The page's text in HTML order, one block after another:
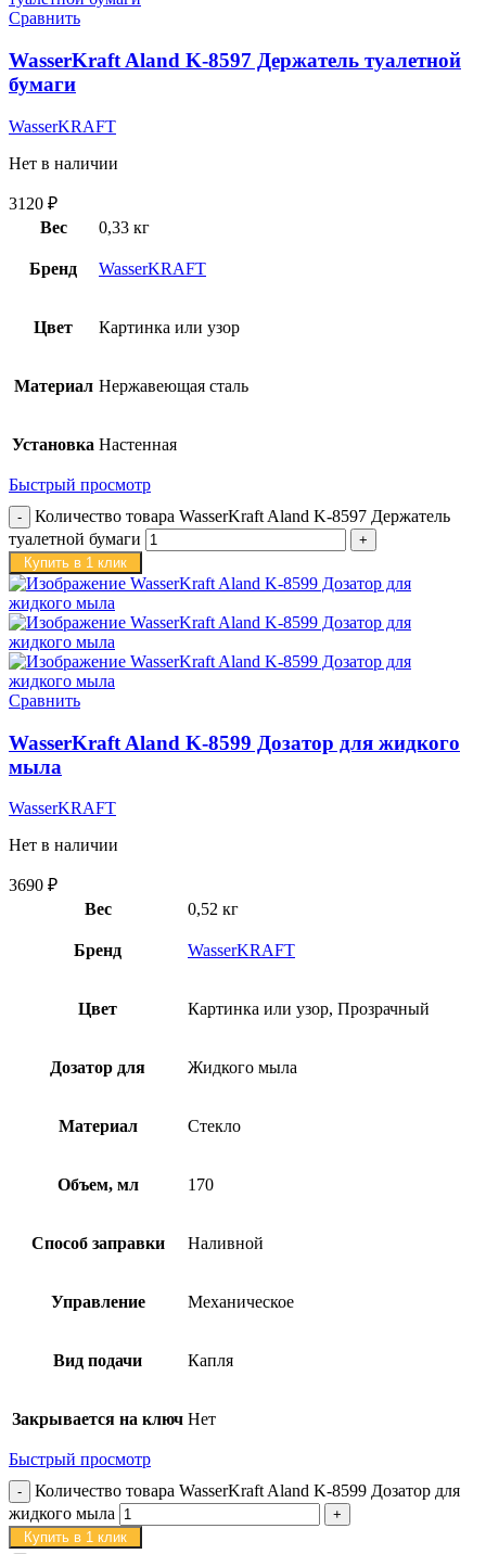
Сравнить
WasserKraft Aland K-8597 Держатель туалетной
бумаги
WasserKRAFT
Нет в наличии
3120 ₽
Вес
0,33 кг
Бренд WasserKRAFT
Цвет Картинка или узор
Материал Нержавеющая сталь
Установка Настенная
Быстрый просмотр
Количество товара WasserKraft Aland K-8597 Держатель
туалетной бумаги
Купить в 1 клик
Сравнить
WasserKraft Aland K-8599 Дозатор для жидкого
мыла
WasserKRAFT
Нет в наличии
3690 ₽
Вес
0,52 кг
Бренд WasserKRAFT
Цвет Картинка или узор, Прозрачный
Дозатор для Жидкого мыла
Материал Стекло
Объем, мл 170
Способ заправки Наливной
Управление Механическое
Вид подачи Капля
Закрывается на ключ Нет
Быстрый просмотр
Количество товара WasserKraft Aland K-8599 Дозатор для
жидкого мыла
Купить в 1 клик